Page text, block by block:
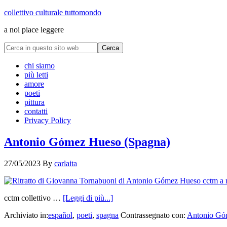
collettivo culturale tuttomondo
a noi piace leggere
chi siamo
più letti
amore
poeti
pittura
contatti
Privacy Policy
Antonio Gómez Hueso (Spagna)
27/05/2023 By carlaita
cctm collettivo … [Leggi di più...]
Archiviato in:español, poeti, spagna Contrassegnato con: Antonio